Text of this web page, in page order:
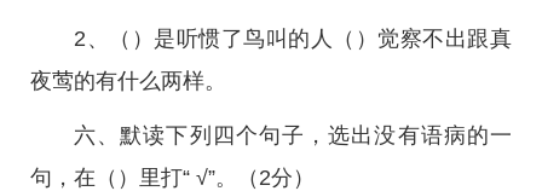
2、（）是听惯了鸟叫的人（）觉察不出跟真
夜莺的有什么两样。
六、默读下列四个句子，选出没有语病的一
句，在（）里打“ √”。（2分）